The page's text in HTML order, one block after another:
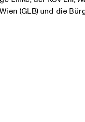
(GLB) und die